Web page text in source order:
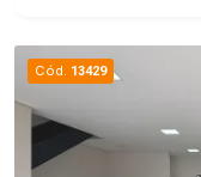
Cód. 13429